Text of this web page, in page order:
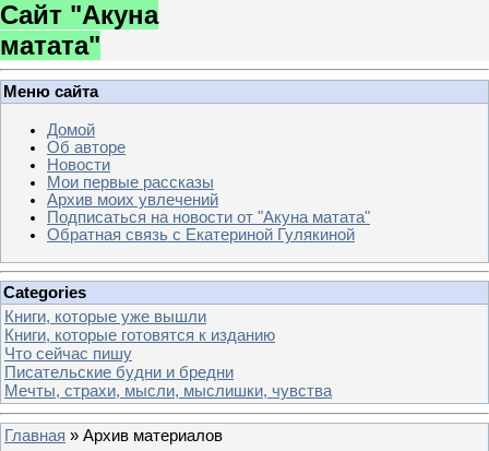
Сайт "Акуна
матата"
Меню сайта
Домой
Об авторе
Новости
Мои первые рассказы
Архив моих увлечений
Подписаться на новости от "Акуна матата"
Обратная связь с Екатериной Гулякиной
Categories
Книги, которые уже вышли
Книги, которые готовятся к изданию
Что сейчас пишу
Писательские будни и бредни
Мечты, страхи, мысли, мыслишки, чувства
Главная » Архив материалов